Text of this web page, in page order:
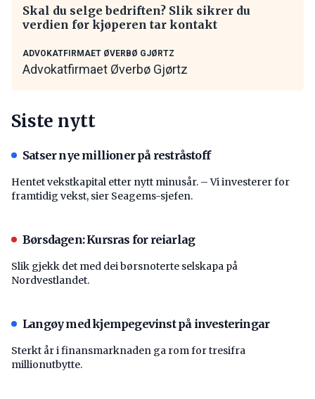
Skal du selge bedriften? Slik sikrer du
verdien før kjøperen tar kontakt
ADVOKATFIRMAET ØVERBØ GJØRTZ
Advokatfirmaet Øverbø Gjørtz
Siste nytt
Satser nye millioner på restråstoff
Hentet vekstkapital etter nytt minusår. – Vi investerer for
framtidig vekst, sier Seagems-sjefen.
Børsdagen: Kursras for reiarlag
Slik gjekk det med dei børsnoterte selskapa på
Nordvestlandet.
Langøy med kjempegevinst på investeringar
Sterkt år i finansmarknaden ga rom for tresifra
millionutbytte.